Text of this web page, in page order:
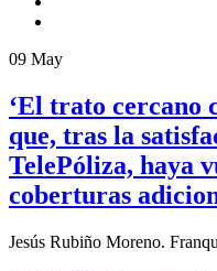
09 May
‘El trato cercano
que, tras la
TelePóliza, haya
coberturas
Jesús Rubiño Moreno.